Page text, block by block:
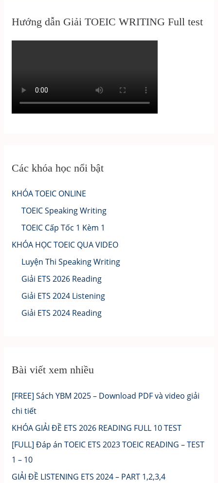
Hướng dẫn Giải TOEIC WRITING Full test
Các khóa học nổi bật
KHÓA TOEIC ONLINE
TOEIC Speaking Writing
TOEIC Cấp Tốc 1 Kèm 1
KHÓA HỌC TOEIC QUA VIDEO
Luyện Thi Speaking Writing
Giải ETS 2026 Reading
Giải ETS 2024 Listening
Giải ETS 2024 Reading
Bài viết xem nhiều
[FREE] Sách YBM 2025 – Download PDF và video giải
chi tiết
KHÓA GIẢI ĐỀ ETS 2026 READING FULL 10 TEST
[FULL] Đáp án TOEIC ETS 2023 TOEIC READING – TEST
1 – 10
GIẢI ĐỀ LISTENING ETS 2024 – PART 1,2,3,4